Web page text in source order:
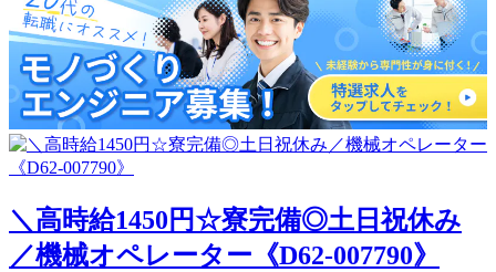
＼高時給1450円☆寮完備◎土日祝休み
／機械オペレーター《D62-007790》